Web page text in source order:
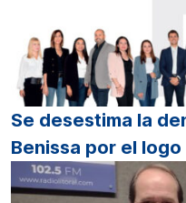
Se desestima la
Benissa por el